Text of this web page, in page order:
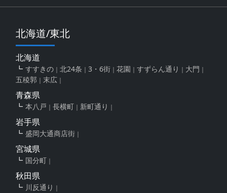
北海道/東北
北海道
すすきの 北24条 3・6街 花園 すずらん通り
大門
五稜郭
末広
青森県
本八戸 長横町 新町通り
岩手県
盛岡大通商店街
宮城県
国分町
秋田県
川反通り